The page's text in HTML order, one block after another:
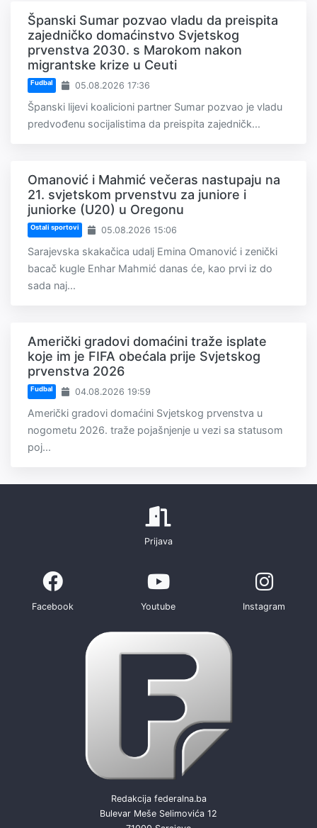
Španski Sumar pozvao vladu da preispita
zajedničko domaćinstvo Svjetskog
prvenstva 2030. s Marokom nakon
migrantske krize u Ceuti
Fudbal 05.08.2026 17:36
Španski lijevi koalicioni partner Sumar pozvao je vladu
predvođenu socijalistima da preispita zajedničk...
Omanović i Mahmić večeras nastupaju na
21. svjetskom prvenstvu za juniore i
juniorke (U20) u Oregonu
Ostali sportovi 05.08.2026 15:06
Sarajevska skakačica udalj Emina Omanović i zenički
bacač kugle Enhar Mahmić danas će, kao prvi iz do
sada naj...
Američki gradovi domaćini traže isplate
koje im je FIFA obećala prije Svjetskog
prvenstva 2026
Fudbal 04.08.2026 19:59
Američki gradovi domaćini Svjetskog prvenstva u
nogometu 2026. traže pojašnjenje u vezi sa statusom
poj...
Prijava
Facebook Youtube Instagram
Redakcija federalna.ba
Bulevar Meše Selimovića 12